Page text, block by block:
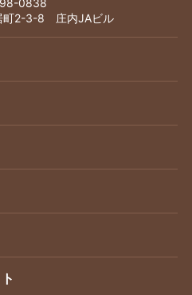
0838
町2-3-8 庄内JAビル